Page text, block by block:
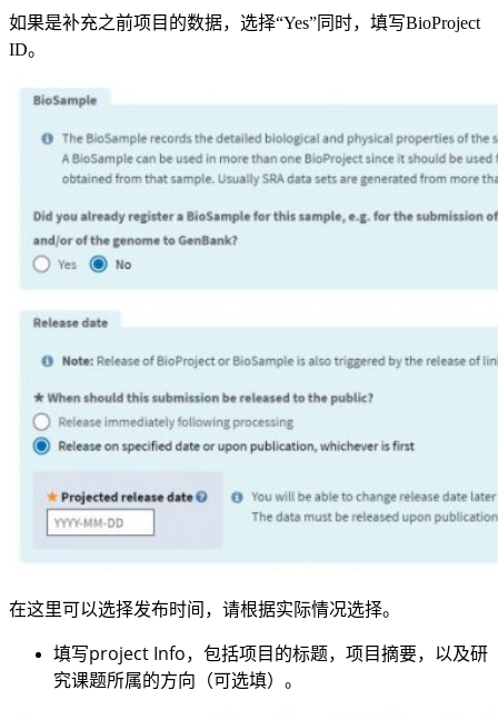
如果是补充之前项目的数据，选择“Yes”同时，填写BioProject
ID。
在这里可以选择发布时间，请根据实际情况选择。
填写project Info，包括项目的标题，项目摘要，以及研
究课题所属的方向（可选填）
。